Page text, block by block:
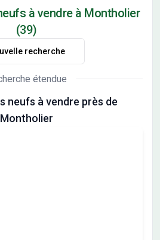
à vendre à Montholier
(39)
recherche
étendue
neufs à vendre près de
Montholier